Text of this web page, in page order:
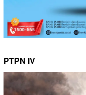
PTPN IV